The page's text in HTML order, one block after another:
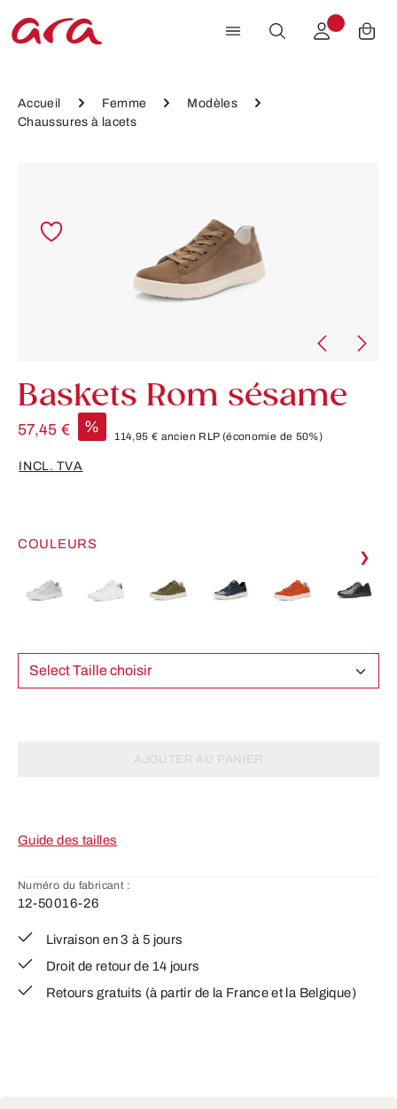
Passer au contenu principal
Accueil Femme
Modèles
Chaussures à lacets
Baskets Rom sésame
57,45 € %
114,95 € ancien RLP (économie de 50%)
INCL. TVA
COULEURS
❯
Select Taille choisir
AJOUTER AU PANIER
Guide des tailles
Numéro du fabricant :
12-50016-26
Livraison en 3 à 5 jours
Droit de retour de 14 jours
Retours gratuits (à partir de la France et la Belgique)